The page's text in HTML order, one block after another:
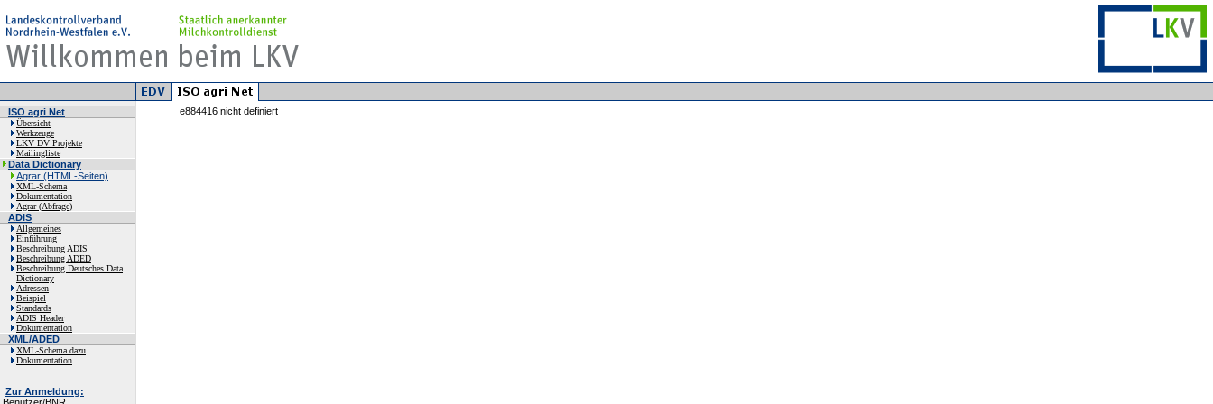
ISO agri Net
Übersicht
Werkzeuge
LKV DV Projekte
Mailingliste
Data Dictionary
Agrar (HTML-Seiten)
XML-Schema
Dokumentation
Agrar (Abfrage)
ADIS
Allgemeines
Einführung
Beschreibung ADIS
Beschreibung ADED
Beschreibung Deutsches Data
Dictionary
Adressen
Beispiel
Standards
ADIS Header
Dokumentation
XML/ADED
XML-Schema dazu
Dokumentation
Zur Anmeldung:
e884416 nicht definiert